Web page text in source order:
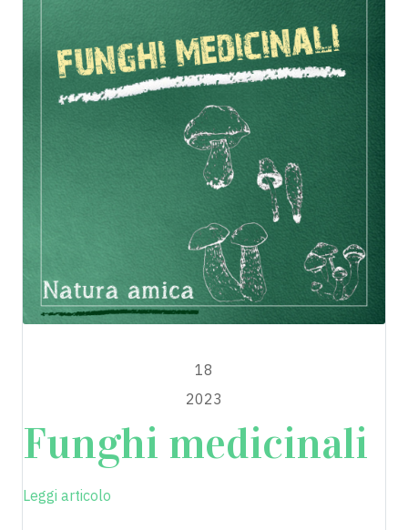
18
2023
Funghi medicinali
Leggi articolo